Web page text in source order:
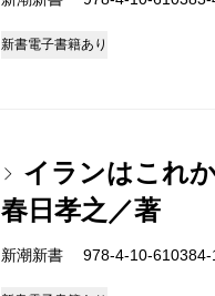
新書電子書籍あり
イランはこれ
春日孝之／著
新潮新書 978-4-10-